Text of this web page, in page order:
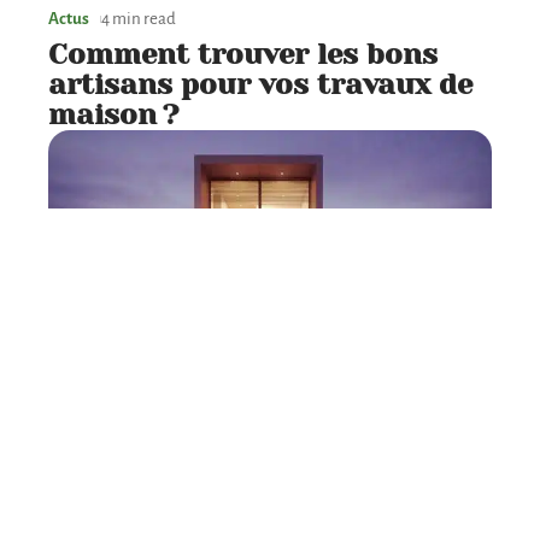
Actus 4 min read
Comment trouver les bons
artisans pour vos travaux de
maison ?